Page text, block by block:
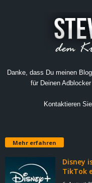
Danke, dass Du meinen
für Deinen
Kontaktieren
Mehr erfahren
Disney
TikTok